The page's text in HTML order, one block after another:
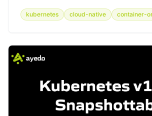
kubernetes cloud-native container-